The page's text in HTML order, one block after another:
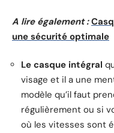
A lire également :
une sécurité optimale
Le casque intégral
visage et il a une
modèle qu’il faut
régulièrement ou si
où les vitesses sont